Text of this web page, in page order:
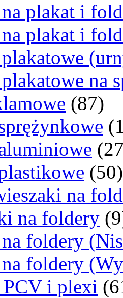
plakat i
plakat i
na
(87)
(50)
na
na foldery
foldery
foldery
i plexi